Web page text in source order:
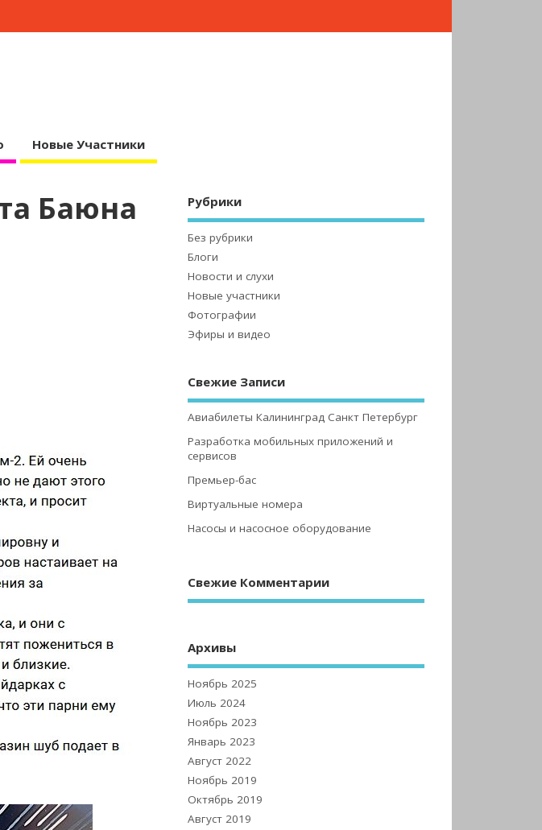
Новые Участники
Баюна Рубрики
Без рубрики
Блоги
Новости и слухи
Новые участники
Фотографии
Эфиры и видео
Свежие Записи
Авиабилеты Калининград Санкт Петербург
Разработка мобильных приложений и
сервисов
Премьер-бас
Виртуальные номера
Насосы и насосное оборудование
Свежие Комментарии
Архивы
Ноябрь 2025
Июль 2024
Ноябрь 2023
Январь 2023
Август 2022
Ноябрь 2019
Октябрь 2019
Август 2019